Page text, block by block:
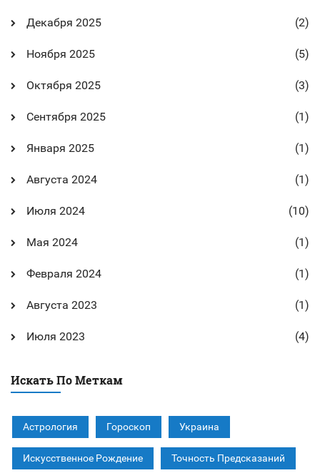
Декабря 2025 (2)
Ноября 2025 (5)
Октября 2025 (3)
Сентября 2025 (1)
Января 2025 (1)
Августа 2024 (1)
Июля 2024 (10)
Мая 2024 (1)
Февраля 2024 (1)
Августа 2023 (1)
Июля 2023 (4)
Искать По Меткам
Астрология Гороскоп Украина
Искусственное Рождение Точность Предсказаний